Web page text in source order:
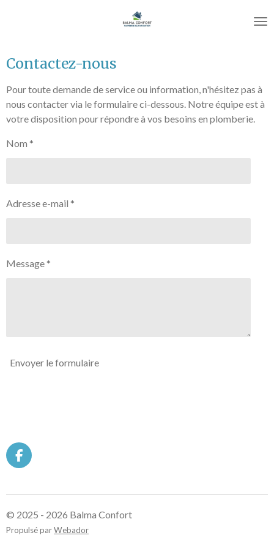
principal
Contactez-nous
Pour toute demande de service ou information, n'hésitez pas à
nous contacter via le formulaire ci-dessous. Notre équipe est à
votre disposition pour répondre à vos besoins en plomberie.
Nom *
Adresse e-mail *
Message *
Envoyer le formulaire
F
a
e
o
o
© 2025 - 2026 Balma Confort
Propulsé parWebador